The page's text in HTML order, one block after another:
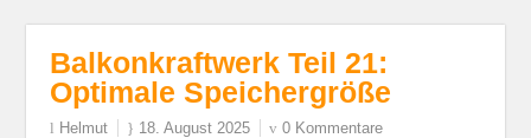
Balkonkraftwerk Teil 21:
Optimale Speichergröße
Helmut 18. August 2025 0 Kommentare